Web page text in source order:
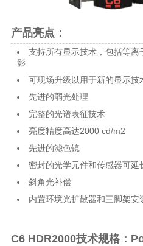
产品亮点：
支持所有显示技术，包括等
影
可现场升级以用于新的显示技
先进的弱光处理
完整的光谱表征技术
亮度精度高达2000 cd/m2
先进的滤色镜
密封的光学元件和传感器可延
斜角光补偿
内置环境光扩散器和三脚架安
C6 HDR2000技术规格：